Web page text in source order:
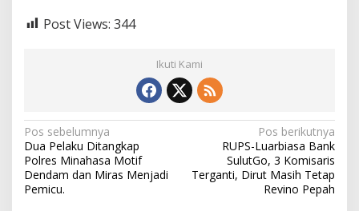
Post Views: 344
Ikuti Kami
N
a
v
Pos sebelumnya
Dua Pelaku Ditangkap
Polres Minahasa Motif
Dendam dan Miras Menjadi
Pemicu.
Pos berikutnya
RUPS-Luarbiasa Bank
SulutGo, 3 Komisaris
Terganti, Dirut Masih Tetap
Revino Pepah